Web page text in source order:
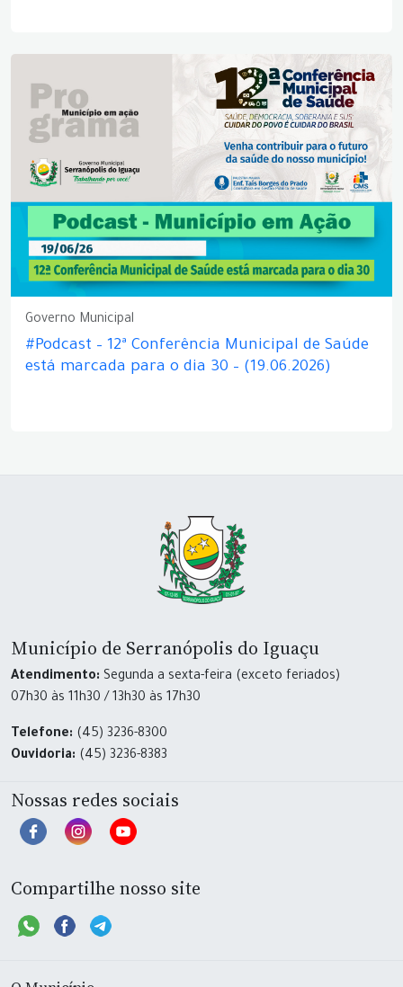
Governo Municipal
#Podcast – 12ª Conferência Municipal de Saúde
está marcada para o dia 30 – (19.06.2026)
Município de Serranópolis do Iguaçu
Atendimento: Segunda a sexta-feira (exceto feriados)
07h30 às 11h30 / 13h30 às 17h30
Telefone: (45) 3236-8300
Ouvidoria: (45) 3236-8383
Nossas redes sociais
Compartilhe nosso site